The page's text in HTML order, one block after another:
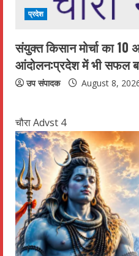
प्रदेश
संयुक्त किसान मोर्चा का 10
आंदोलन:प्रदेश में भी सफल
उप संपादक August 8,
चौरा Advst 4